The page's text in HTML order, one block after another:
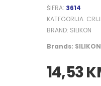
ŠIFRA: 3614
KATEGORIJA:
BRAND: SILIKON
Brands: SILIKON
14,53